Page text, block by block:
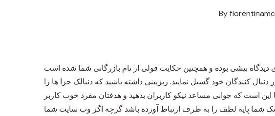
By
بیشی بوده و همچنین حکایت قولی از نام بازرگانی شما شده است
کنندگان خود گسیل نمایید. ریزبینی داشته باشید که دنبالک جزا ها را
است که جوابی مساعد نیکو کاربران بدهید و هدفتان مفرد خوب کاربر
شما پایه لطف را به طرف ارتباط آورده باشد گرچه اگر وب سایت شما